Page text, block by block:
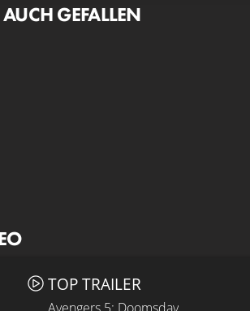
GEFALLEN
TOP TRAILER